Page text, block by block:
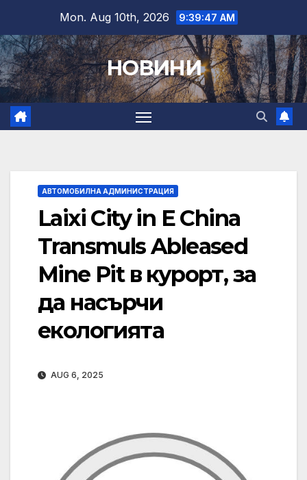
content
Mon. Aug 10th, 2026 9:39:48 AM
НОВИНИ
АВТОМОБИЛНА АДМИНИСТРАЦИЯ
Laixi City in E China
Transmuls Ableased
Mine Pit в курорт, за
да насърчи
екологията
AUG 6, 2025